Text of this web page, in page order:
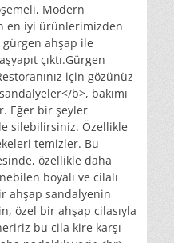
Modern
en iyi ürünlerimizden
ahşap ile
çıktı.Gürgen
için gözünüz
b>, bakımı
Eğer bir şeyler
silebilirsiniz. Özellikle
temizler. Bu
özellikle daha
boyalı ve cilalı
ahşap sandalyenin
özel bir ahşap cilasıyla
bu cila kire karşı